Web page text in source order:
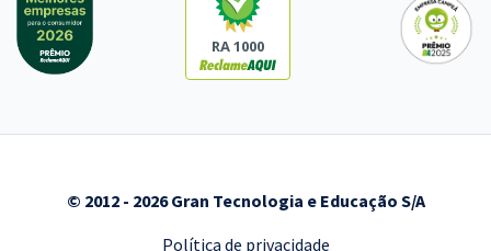
RA 1000
© 2012 - 2026 Gran Tecnologia e Educação S/A
Política de privacidade